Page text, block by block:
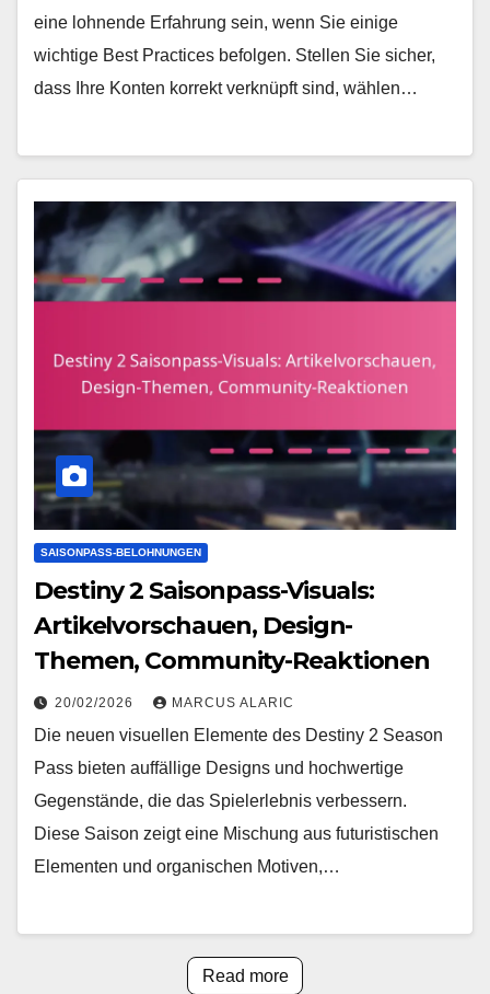
eine lohnende Erfahrung sein, wenn Sie einige
wichtige Best Practices befolgen. Stellen Sie sicher,
dass Ihre Konten korrekt verknüpft sind, wählen…
SAISONPASS-BELOHNUNGEN
Destiny 2 Saisonpass-Visuals:
Artikelvorschauen, Design-
Themen, Community-Reaktionen
20/02/2026 MARCUS ALARIC
Die neuen visuellen Elemente des Destiny 2 Season
Pass bieten auffällige Designs und hochwertige
Gegenstände, die das Spielerlebnis verbessern.
Diese Saison zeigt eine Mischung aus futuristischen
Elementen und organischen Motiven,…
Read more